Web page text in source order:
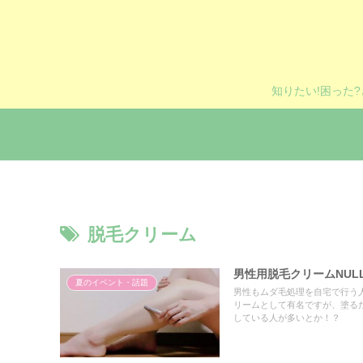
知りたい!困った
脱毛クリーム
夏のイベント・話題
男性用脱毛クリーム
男性もムダ毛処理を自宅で行う
リームとして有名ですが、塗
している人が多いとか！？